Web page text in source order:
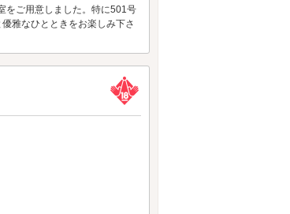
をご用意しました。特に501号
雅なひとときをお楽しみ下さ